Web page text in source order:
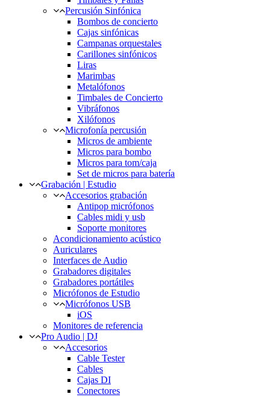
Percusión Sinfónica
Bombos de concierto
Cajas sinfónicas
Campanas orquestales
Carillones sinfónicos
Liras
Marimbas
Metalófonos
Timbales de Concierto
Vibráfonos
Xilófonos
Microfonía percusión
Micros de ambiente
Micros para bombo
Micros para tom/caja
Set de micros para batería
Grabación | Estudio
Accesorios grabación
Antipop micrófonos
Cables midi y usb
Soporte monitores
Acondicionamiento acústico
Auriculares
Interfaces de Audio
Grabadores digitales
Grabadores portátiles
Micrófonos de Estudio
Micrófonos USB
iOS
Monitores de referencia
Pro Audio | DJ
Accesorios
Cable Tester
Cables
Cajas DI
Conectores